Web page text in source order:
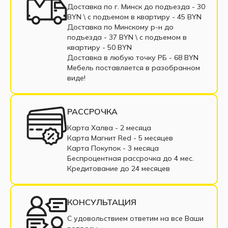
Модульные диваны из экокожи
Модульные диваны из велюра
Модульные диваны из рогожки
Модульные диваны из корфу
Одноместные модульные диваны
Трехместные модульные диваны
Четырехместные модульные диваны
Пятиместные модульные диваны
Шестиместные модульные диваны
Семиместные модульные диваны
Доставка по г. Минск до подъезда - 30
BYN \ c подъемом в квартиру - 45 BYN
Доставка по Минскому р-н до
подъезда - 37 BYN \ c подъемом в
квартиру - 50 BYN
Доставка в любую точку РБ - 68 BYN
Мебель поставляется в разобранном
виде!
РАССРОЧКА
Карта Халва - 2 месяца
Карта Магнит Red - 5 месяцев
Карта Покупок - 3 месяца
Беспроцентная рассрочка до 4 мес.
Кредитование до 24 месяцев
КОНСУЛЬТАЦИЯ
С удовольствием ответим на все Ваши